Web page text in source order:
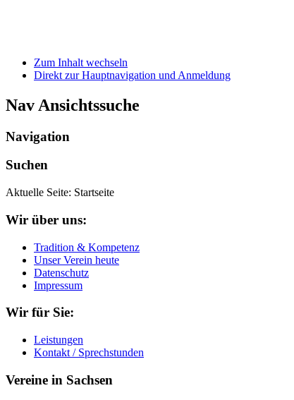
Zum Inhalt wechseln
Direkt zur Hauptnavigation und Anmeldung
Nav Ansichtssuche
Navigation
Suchen
Aktuelle Seite: Startseite
Wir über uns:
Tradition & Kompetenz
Unser Verein heute
Datenschutz
Impressum
Wir für Sie:
Leistungen
Kontakt / Sprechstunden
Vereine in Sachsen